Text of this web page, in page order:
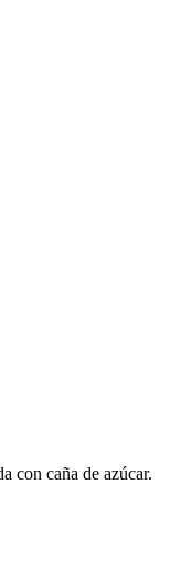
con caña de azúcar.